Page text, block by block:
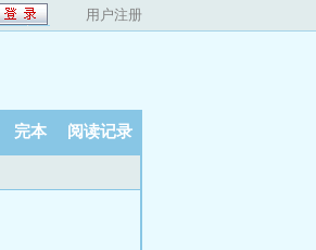
用户注册
完本 阅读记录